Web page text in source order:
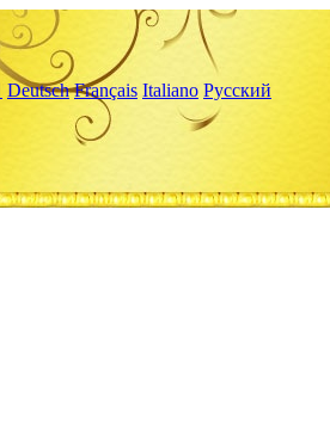
Deutsch Français Italiano Русский